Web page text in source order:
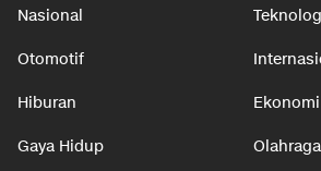
Nasional
Otomotif
Hiburan Ekonomi
Gaya Hidup Olahraga